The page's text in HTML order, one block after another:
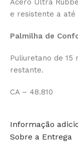
Acero Ultra
e resistente a até
Palmilha de
Puliuretano de
restante.
CA – 48.810
Informação
Sobre a Entrega